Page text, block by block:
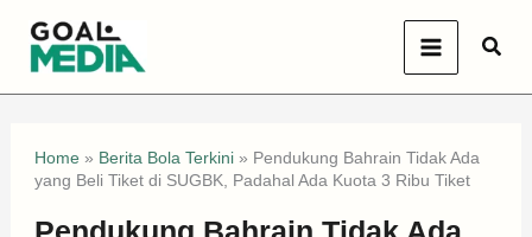
Home» Berita Bola Terkini» Pendukung Bahrain Tidak Ada
yang Beli Tiket di SUGBK, Padahal Ada Kuota 3 Ribu Tiket